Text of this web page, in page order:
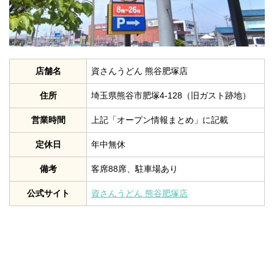
店舗名 資さんうどん 熊谷肥塚店
住所 埼玉県熊谷市肥塚4-128（旧ガスト跡地）
営業時間 上記「オープン情報まとめ」に記載
定休日 年中無休
備考 客席88席、駐車場あり
公式サイト 資さんうどん 熊谷肥塚店